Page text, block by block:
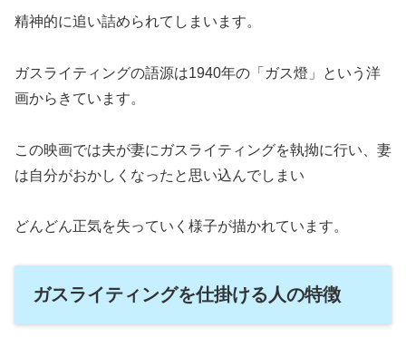
精神的に追い詰められてしまいます。
ガスライティングの語源は1940年の「ガス燈」という洋
画からきています。
この映画では夫が妻にガスライティングを執拗に行い、妻
は自分がおかしくなったと思い込んでしまい
どんどん正気を失っていく様子が描かれています。
ガスライティングを仕掛ける人の特徴